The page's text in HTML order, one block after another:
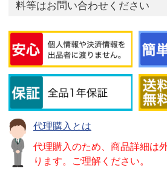
料等はお問い合わせください
代理購入とは
代理購入のため、商品詳細は
ります。ご理解ください。